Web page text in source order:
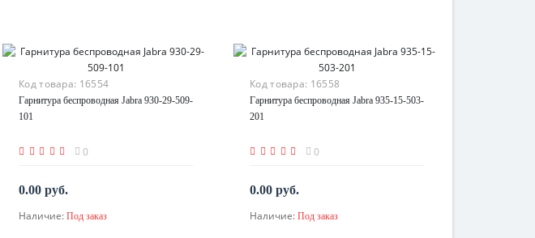
Код товара: 16554
Гарнитура беспроводная Jabra 930-29-509-
101
0
0.00 руб.
По запросу
Наличие: Под заказ
Код товара: 16558
Гарнитура беспроводная Jabra 935-15-503-
201
0
0.00 руб.
По запросу
Наличие: Под заказ